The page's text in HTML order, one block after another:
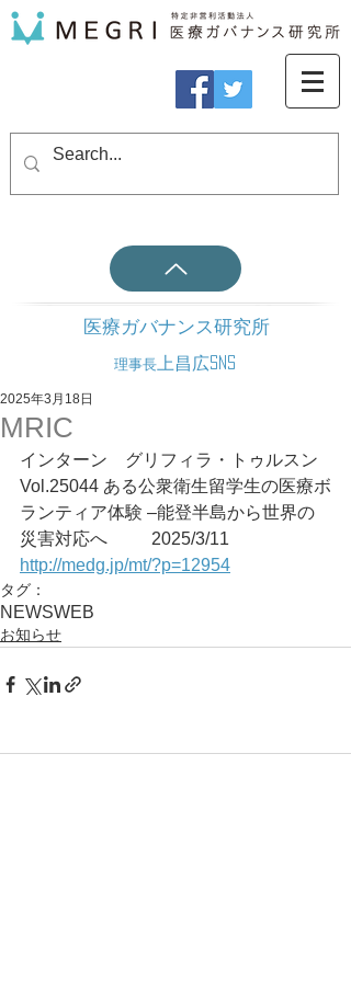
医療ガバナンス研究所
理事長 上昌広SNS
MRIC
2025年3月18日
インターン　グリフィラ・トゥルスン
Vol.25044 ある公衆衛生留学生の医療ボ
ランティア体験 –能登半島から世界の
災害対応へ	2025/3/11
http://medg.jp/mt/?p=12954
タグ：
NEWSWEB
お知らせ